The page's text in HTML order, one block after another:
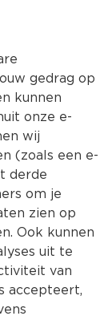
Kies jouw
gedrag op
kunnen
onze e-
wij
(zoals een e-
derde
om je
zien op
Ook kunnen
uit te
van
accepteert,